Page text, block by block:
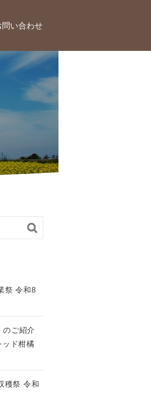
問い合わせ
祭 令和8
のご紹介
ド柑橘
穫祭 令和